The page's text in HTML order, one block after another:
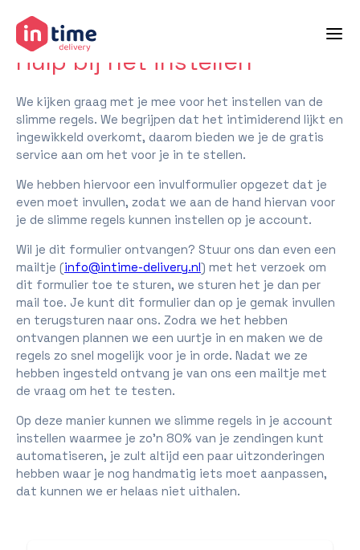
terug naar helpcenter
Hulp bij het instellen
We kijken graag met je mee voor het instellen van de
slimme regels. We begrijpen dat het intimiderend lijkt en
ingewikkeld overkomt, daarom bieden we je de gratis
service aan om het voor je in te stellen.
We hebben hiervoor een invulformulier opgezet dat je
even moet invullen, zodat we aan de hand hiervan voor
je de slimme regels kunnen instellen op je account.
Wil je dit formulier ontvangen? Stuur ons dan even een
mailtje (info@intime-delivery.nl) met het verzoek om
dit formulier toe te sturen, we sturen het je dan per
mail toe. Je kunt dit formulier dan op je gemak invullen
en terugsturen naar ons. Zodra we het hebben
ontvangen plannen we een uurtje in en maken we de
regels zo snel mogelijk voor je in orde. Nadat we ze
hebben ingesteld ontvang je van ons een mailtje met
de vraag om het te testen.
Op deze manier kunnen we slimme regels in je account
instellen waarmee je zo'n 80% van je zendingen kunt
automatiseren, je zult altijd een paar uitzonderingen
hebben waar je nog handmatig iets moet aanpassen,
dat kunnen we er helaas niet uithalen.